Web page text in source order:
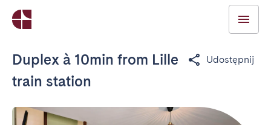
Duplex à 10min from Lille
train station
Udostępnij